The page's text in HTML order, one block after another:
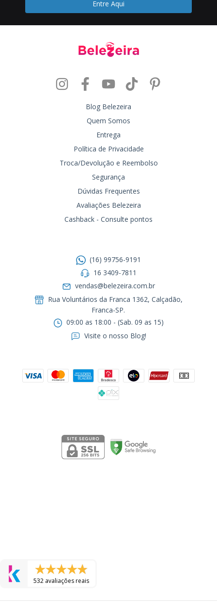
Blog Belezeira
Quem Somos
Entrega
Política de Privacidade
Troca/Devolução e Reembolso
Segurança
Dúvidas Frequentes
Avaliações Belezeira
Cashback - Consulte pontos
(16) 99756-9191
16 3409-7811
vendas@belezeira.com.br
Rua Voluntários da Franca 1362, Calçadão,
Franca-SP.ㅤㅤㅤㅤㅤㅤㅤㅤㅤㅤㅤ
09:00 as 18:00 - (Sab. 09 as 15)
Visite o nosso Blog!
532 avaliações reais